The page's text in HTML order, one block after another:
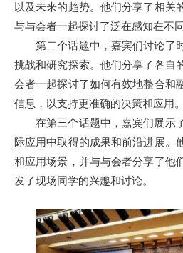
以及未来的趋势。他们分享了相关
与与会者一起探讨了泛在感知在不
第二个话题中，嘉宾们讨论了
挑战和研究探索。他们分享了各自
会者一起探讨了如何有效地整合和
信息，以支持更准确的决策和应用。
在第三个话题中，嘉宾们展示
际应用中取得的成果和前沿进展。
和应用场景，并与与会者分享了他
发了现场同学的兴趣和讨论。